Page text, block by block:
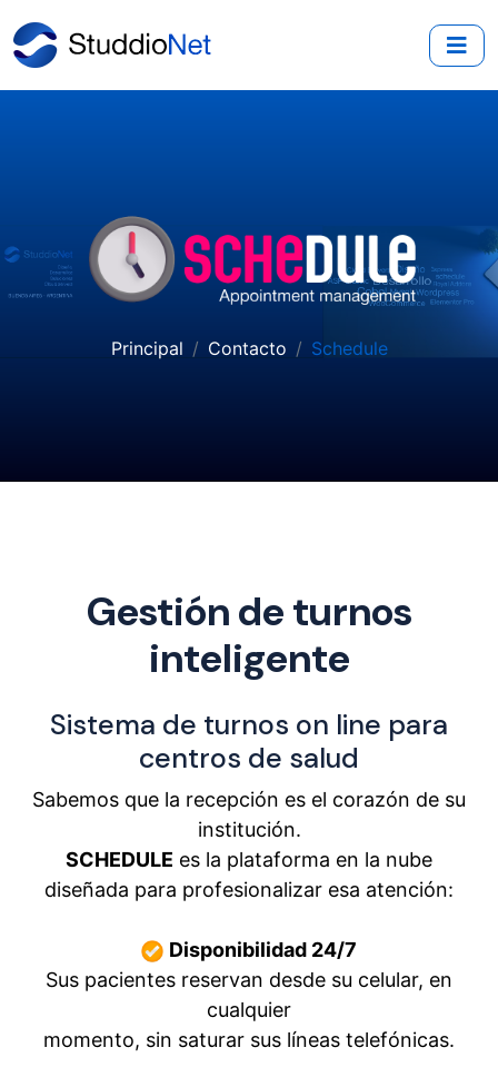
Principal Contacto Schedule
Gestión de turnos
inteligente
Sistema de turnos on line para
centros de salud
Sabemos que la recepción es el corazón de su
institución.
SCHEDULE es la plataforma en la nube
diseñada para profesionalizar esa atención:
Disponibilidad 24/7
Sus pacientes reservan desde su celular, en
cualquier
momento, sin saturar sus líneas telefónicas.